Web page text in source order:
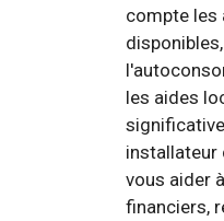
compte les
les aides
installateur
vous aider
financiers,